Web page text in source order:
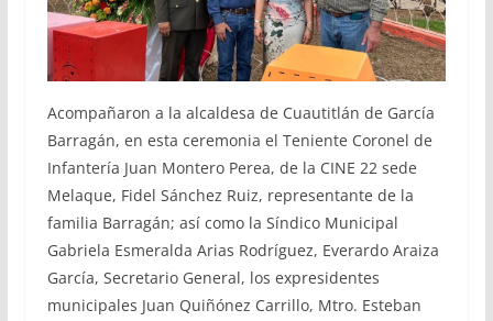
Acompañaron a la alcaldesa de Cuautitlán de García
Barragán, en esta ceremonia el Teniente Coronel de
Infantería Juan Montero Perea, de la CINE 22 sede
Melaque, Fidel Sánchez Ruiz, representante de la
familia Barragán; así como la Síndico Municipal
Gabriela Esmeralda Arias Rodríguez, Everardo Araiza
García, Secretario General, los expresidentes
municipales Juan Quiñónez Carrillo, Mtro. Esteban